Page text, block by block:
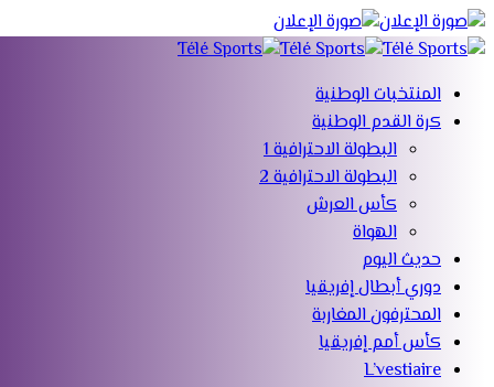
المنتخبات الوطنية
كرة القدم الوطنية
البطولة الاحترافية 1
البطولة الاحترافية 2
كأس العرش
الهواة
حديث اليوم
دوري أبطال إفريقيا
المحترفون المغاربة
كأس أمم إفريقيا
L’vestiaire